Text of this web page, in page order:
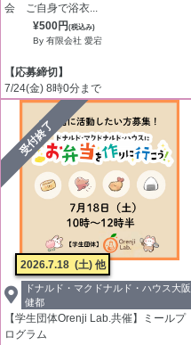
会 ご自身で浴衣...
¥500円 (税込み)
By 有限会社 愛宕
【応募締切】
7/24(金) 8時0分まで
受付終了
2026.7.18 (土) 他
ドナルド・マクドナルド・ハウス大阪
健都
【学生団体Orenji Lab.共催】ミールプ
ログラム